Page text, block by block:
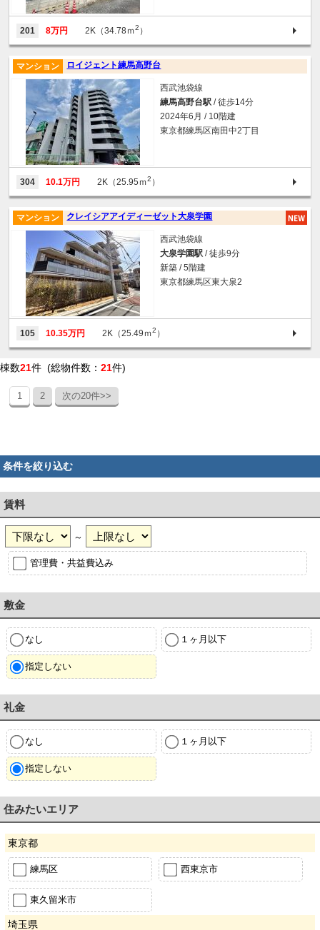
201 8万円 2K（34.78ｍ2 ）
ロイジェント練馬高野台
マンション
西武池袋線
練馬高野台駅 / 徒歩14分
2024年6月 / 10階建
東京都練馬区南田中2丁目
304 10.1万円 2K（25.95ｍ2 ）
クレイシアアイディーゼット大泉学園
マンション
西武池袋線
大泉学園駅 / 徒歩9分
新築 / 5階建
東京都練馬区東大泉2
105 10.35万円 2K（25.49ｍ2 ）
棟数21件 (総物件数： 21件)
1 2 次の20件>>
条件を絞り込む
賃料
～
管理費・共益費込み
敷金
なし １ヶ月以下
指定しない
礼金
なし １ヶ月以下
指定しない
住みたいエリア
東京都
練馬区 西東京市
東久留米市
埼玉県